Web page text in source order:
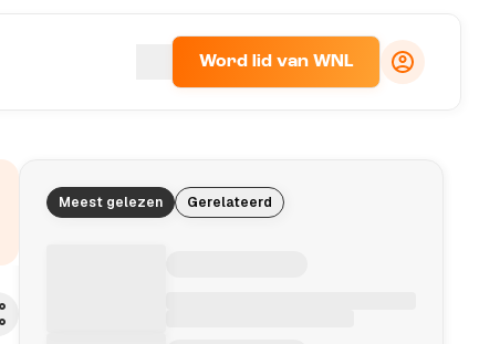
Word lid van WNL
Meest gelezen Gerelateerd